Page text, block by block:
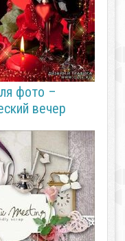
фото –
вечер